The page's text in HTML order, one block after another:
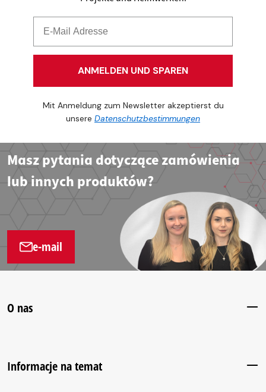
ANMELDEN UND SPAREN
Mit Anmeldung zum Newsletter akzeptierst du
unsere Datenschutzbestimmungen
Masz pytania dotyczące zamówienia
lub innych produktów?
e-mail
O nas
Informacje na temat